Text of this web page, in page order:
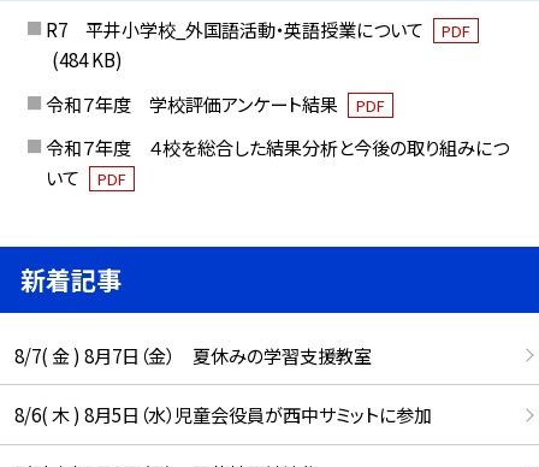
R7 平井小学校_外国語活動・英語授業について PDF
(484 KB)
令和７年度 学校評価アンケート結果
PDF
令和７年度 ４校を総合した結果分析と今後の取り組みにつ
いて
PDF
新着記事
8/7( 金 ) 8月7日（金） 夏休みの学習支援教室
8/6( 木 ) 8月5日（水）児童会役員が西中サミットに参加